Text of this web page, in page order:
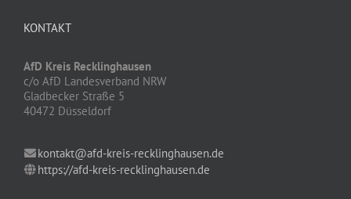
KONTAKT
AfD Kreis Recklinghausen
c/o AfD Landesverband NRW
Gladbecker Straße 5
40472 Düsseldorf
kontakt@afd-kreis-recklinghausen.de
https://afd-kreis-recklinghausen.de